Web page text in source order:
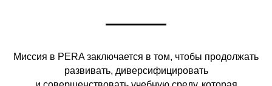
Миссия в PERA заключается в том, чтобы продолжать
развивать, диверсифицировать